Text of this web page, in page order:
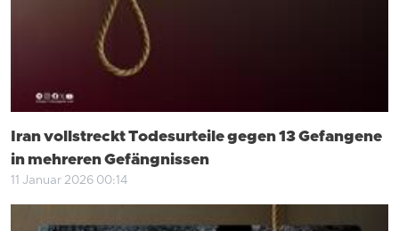
Iran vollstreckt Todesurteile gegen 13 Gefangene
in mehreren Gefängnissen
11 Januar 2026 00:14